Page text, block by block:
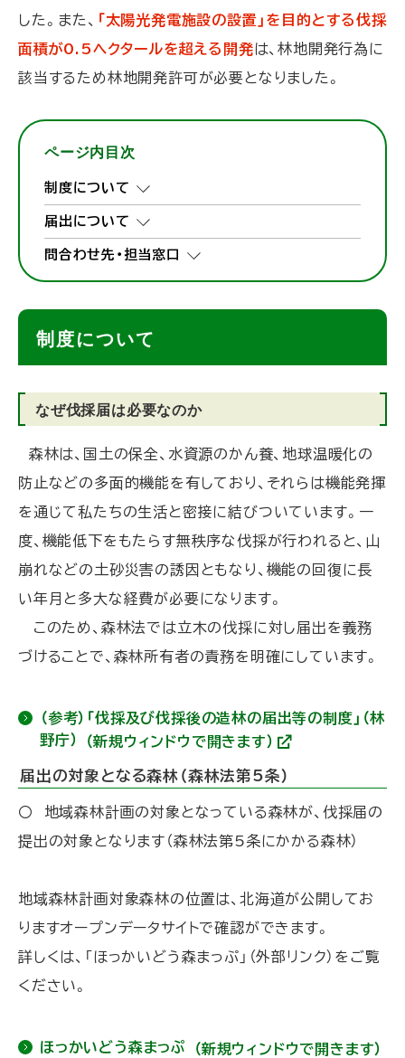
した。また、
「太陽光発電施設の設置」を目的とする伐採
面積が0.5ヘクタールを超える開発は、林地開発行為に
該当するため林地開発許可が必要となりました。
ページ内目次
制度について
届出について
問合わせ先・担当窓口
制度について
なぜ伐採届は必要なのか
森林は、国土の保全、水資源のかん養、地球温暖化の
防止などの多面的機能を有しており、それらは機能発揮
を通じて私たちの生活と密接に結びついています。一
度、機能低下をもたらす無秩序な伐採が行われると、山
崩れなどの土砂災害の誘因ともなり、機能の回復に長
い年月と多大な経費が必要になります。
このため、森林法では立木の伐採に対し届出を義務
づけることで、森林所有者の責務を明確にしています。
（参考）「伐採及び伐採後の造林の届出等の制度」（林
野庁）
（新規ウィンドウで開きます）
外
部
イ
)
届出の対象となる森林（森林法第5条）
〇 地域森林計画の対象となっている森林が、伐採届の
提出の対象となります（森林法第5条にかかる森林）
地域森林計画対象森林の位置は、北海道が公開してお
りますオープンデータサイトで確認ができます。
詳しくは、「ほっかいどう森まっぷ」（外部リンク）をご覧
ください。
ほっかいどう森まっぷ （新規ウィンドウで開きます）